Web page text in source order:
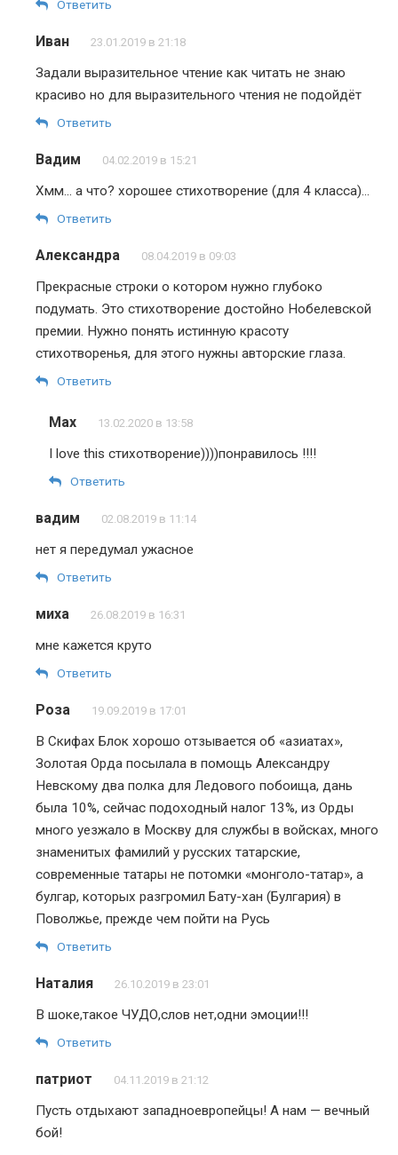
Ответить
Иван 23.01.2019 в 21:18
Задали выразительное чтение как читать не знаю
красиво но для выразительного чтения не подойдёт
Ответить
Вадим 04.02.2019 в 15:21
Хмм… а что? хорошее стихотворение (для 4 класса)…
Ответить
Александра 08.04.2019 в 09:03
Прекрасные строки о котором нужно глубоко
подумать. Это стихотворение достойно Нобелевской
премии. Нужно понять истинную красоту
стихотворенья, для этого нужны авторские глаза.
Ответить
Max 13.02.2020 в 13:58
I love this стихотворение))))понравилось !!!!
Ответить
вадим 02.08.2019 в 11:14
нет я передумал ужасное
Ответить
миха 26.08.2019 в 16:31
мне кажется круто
Ответить
Роза 19.09.2019 в 17:01
В Скифах Блок хорошо отзывается об «азиатах»,
Золотая Орда посылала в помощь Александру
Невскому два полка для Ледового побоища, дань
была 10%, сейчас подоходный налог 13%, из Орды
много уезжало в Москву для службы в войсках, много
знаменитых фамилий у русских татарские,
современные татары не потомки «монголо-татар», а
булгар, которых разгромил Бату-хан (Булгария) в
Поволжье, прежде чем пойти на Русь
Ответить
Наталия 26.10.2019 в 23:01
В шоке,такое ЧУДО,слов нет,одни эмоции!!!
Ответить
патриот 04.11.2019 в 21:12
Пусть отдыхают западноевропейцы! А нам — вечный
бой!